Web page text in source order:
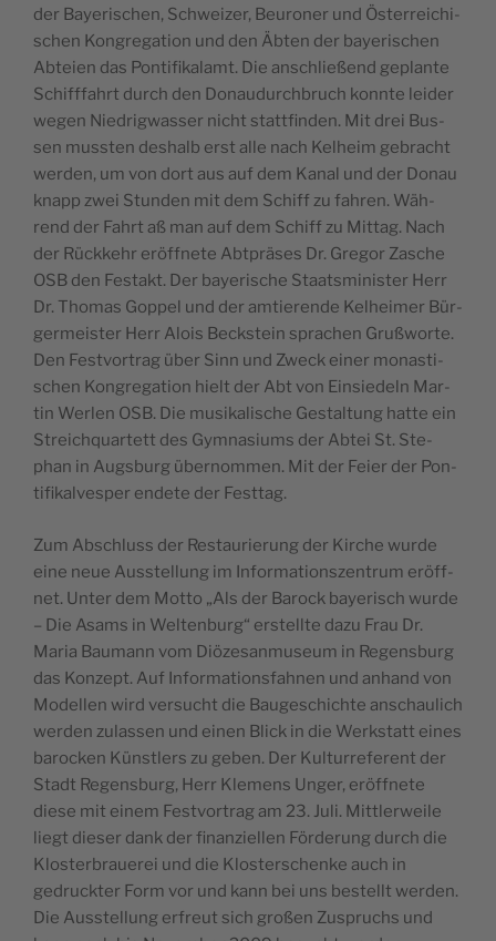
der Baye­ri­schen, Schwei­zer, Beu­ro­ner und Öster­rei­chi­
schen Kon­gre­ga­tion und den Äbten der baye­ri­schen
Abteien das Pon­ti­fi­ka­lamt. Die anschließend geplante
Schiff­fahrt durch den Donau­durch­bruch konnte lei­der
wegen Nie­drig­was­ser nicht statt­fin­den. Mit drei Bus­
sen muss­ten deshalb erst alle nach Kel­heim gebracht
wer­den, um von dort aus auf dem Kanal und der Donau
knapp zwei Stun­den mit dem Schiff zu fah­ren. Wäh­
rend der Fahrt aß man auf dem Schiff zu Mit­tag. Nach
der Rück­kehr eröff­nete Abt­präses Dr. Gre­gor Zasche
OSB den Fes­takt. Der baye­rische Staats­mi­nis­ter Herr
Dr. Tho­mas Gop­pel und der amtie­rende Kel­hei­mer Bür­
ger­meis­ter Herr Alois Beck­stein spra­chen Gruß­worte.
Den Fest­vor­trag über Sinn und Zweck einer monas­ti­
schen Kon­gre­ga­tion hielt der Abt von Ein­sie­deln Mar­
tin Wer­len OSB. Die musi­ka­lische Ges­tal­tung hatte ein
Strei­ch­quar­tett des Gym­na­siums der Abtei St. Ste­
phan in Aug­sburg über­nom­men. Mit der Feier der Pon­
ti­fi­kal­ves­per endete der Festtag.
Zum Abschluss der Res­tau­rie­rung der Kirche wurde
eine neue Auss­tel­lung im Infor­ma­tions­zen­trum eröff­
net. Unter dem Mot­to „Als der Barock baye­risch wurde
– Die Asams in Wel­ten­burg“ ers­tellte dazu Frau Dr.
Maria Bau­mann vom Diö­ze­san­mu­seum in Regens­burg
das Kon­zept. Auf Infor­ma­tions­fah­nen und anhand von
Model­len wird ver­sucht die Bau­ges­chichte anschau­lich
wer­den zulas­sen und einen Blick in die Werks­tatt eines
baro­cken Künst­lers zu geben. Der Kul­tur­re­ferent der
Stadt Regens­burg, Herr Kle­mens Unger, eröff­nete
diese mit einem Fest­vor­trag am 23. Juli. Mit­tler­weile
liegt die­ser dank der finan­ziel­len För­de­rung durch die
Klos­ter­braue­rei und die Klos­ter­schenke auch in
gedruck­ter Form vor und kann bei uns bes­tellt wer­den.
Die Auss­tel­lung erfreut sich großen Zus­pruchs und